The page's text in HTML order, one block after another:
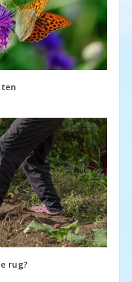
rug?